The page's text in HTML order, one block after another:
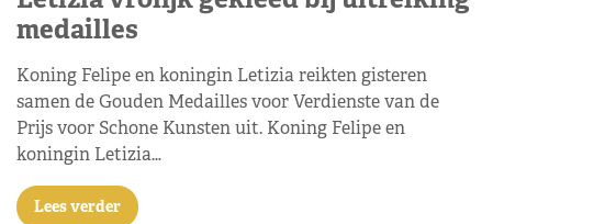
medailles
Koning Felipe en koningin Letizia reikten gisteren
samen de Gouden Medailles voor Verdienste van de
Prijs voor Schone Kunsten uit. Koning Felipe en
koningin Letizia…
Lees verder